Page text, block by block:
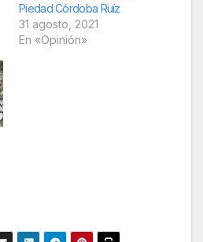
Piedad Córdoba Ruíz
31 agosto, 2021
En «Opinión»